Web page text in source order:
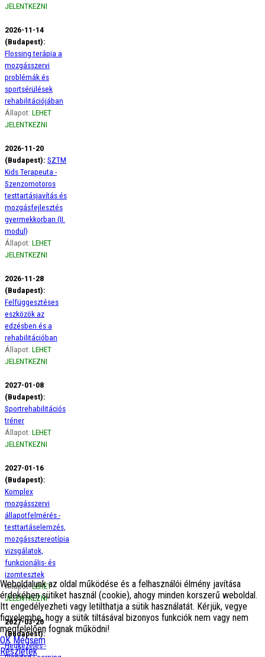
JELENTKEZNI
2026-11-14
(Budapest):
Flossing terápia a
mozgásszervi
problémák és
sportsérülések
rehabilitációjában
Állapot: LEHET
JELENTKEZNI
2026-11-20
(Budapest): SZTM
Kids Terapeuta -
Szenzomotoros
testtartásjavítás és
mozgásfejlesztés
gyermekkorban (II.
modul)
Állapot: LEHET
JELENTKEZNI
2026-11-28
(Budapest):
Felfüggesztéses
eszközök az
edzésben és a
rehabilitációban
Állapot: LEHET
JELENTKEZNI
2027-01-08
(Budapest):
Sportrehabilitációs
tréner
Állapot: LEHET
JELENTKEZNI
2027-01-16
(Budapest):
Komplex
mozgásszervi
állapotfelmérés -
testtartáselemzés,
mozgássztereotípia
vizsgálatok,
funkcionális- és
izomtesztek
Állapot:LEHET
JELENTKEZNI
2027-03-20
(Budapest):
Hegkezelés -
Weboldalunk az oldal működése és a felhasználói élmény javítása
érdekében sütiket használ (cookie), ahogy minden korszerű weboldal.
Itt engedélyezheti vagy letilthatja a sütik használatát. Kérjük, vegye
figyelembe, hogy a sütik tiltásával bizonyos funkciók nem vagy nem
megfelelően fognak működni!
OK Mégsem
Részletek